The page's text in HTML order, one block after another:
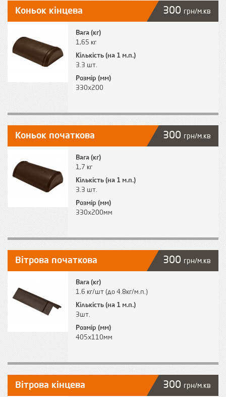
Вага (кг)
1,65 кг
Кількість (на 1 м.п.)
3.3 шт.
Розмір (мм)
330х200
Коньок кінцева 300 грн/м.кв
Вага (кг)
1,7 кг
Кількість (на 1 м.п.)
3.3 шт.
Розмір (мм)
330х200мм
Коньок початкова 300 грн/м.кв
Вага (кг)
1.6 кг/шт (до 4.8кг/м.п.)
Кількість (на 1 м.п.)
3шт.
Розмір (мм)
405х110мм
Вітрова початкова 300 грн/м.кв
Вітрова кінцева 300 грн/м.кв